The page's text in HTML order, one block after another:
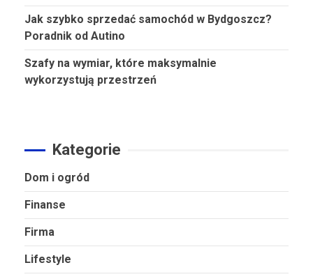
Jak szybko sprzedać samochód w Bydgoszcz?
Poradnik od Autino
Szafy na wymiar, które maksymalnie
wykorzystują przestrzeń
Kategorie
Dom i ogród
Finanse
Firma
Lifestyle